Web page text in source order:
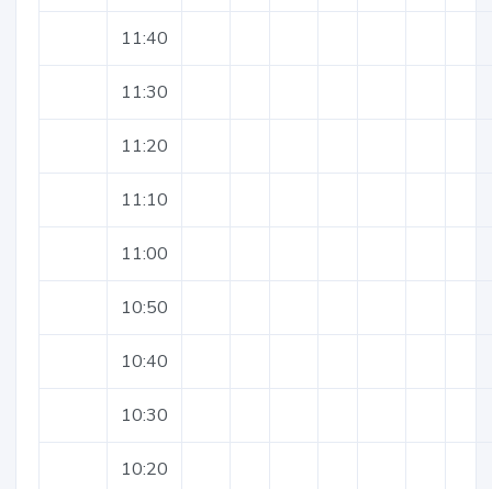
11:40
11:30
11:20
11:10
11:00
10:50
10:40
10:30
10:20